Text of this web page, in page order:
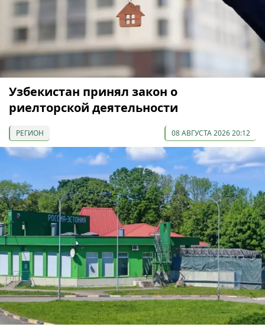
Узбекистан принял закон о
риелторской деятельности
РЕГИОН 08 АВГУСТА 2026 20:12